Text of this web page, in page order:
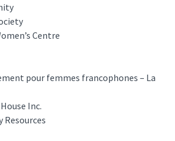
Centre
pour femmes francophones – La
Inc.